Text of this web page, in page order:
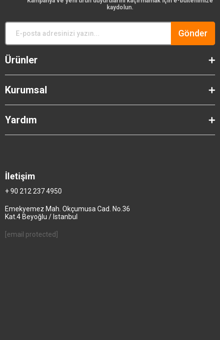
kaydolun.
Gönder
Ürünler
Kurumsal
Yardım
İletişim
+ 90 212 237 4950
Emekyemez Mah. Okçumusa Cad. No.36
Kat.4 Beyoğlu / Istanbul
[email protected]